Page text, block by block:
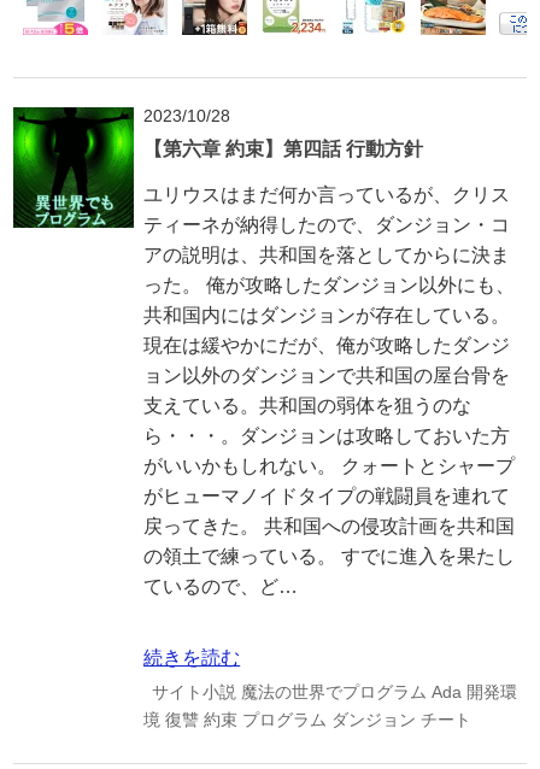
2023/10/28
【第六章 約束】第四話 行動方針
ユリウスはまだ何か言っているが、クリス
ティーネが納得したので、ダンジョン・コ
アの説明は、共和国を落としてからに決ま
った。 俺が攻略したダンジョン以外にも、
共和国内にはダンジョンが存在している。
現在は緩やかにだが、俺が攻略したダンジ
ョン以外のダンジョンで共和国の屋台骨を
支えている。共和国の弱体を狙うのな
ら・・・。ダンジョンは攻略しておいた方
がいいかもしれない。 クォートとシャープ
がヒューマノイドタイプの戦闘員を連れて
戻ってきた。 共和国への侵攻計画を共和国
の領土で練っている。 すでに進入を果たし
ているので、ど…
続きを読む
サイト小説 魔法の世界でプログラム Ada 開発環
境 復讐 約束 プログラム ダンジョン チート